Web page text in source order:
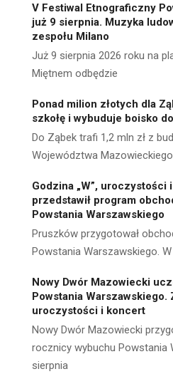
V Festiwal Etnograficzny
już 9 sierpnia. Muzyka
zespołu Milano
Już 9 sierpnia 2026 roku na
Miętnem odbędzie
Ponad milion złotych dla
szkołę i wybuduje boisko
Do Ząbek trafi 1,2 mln zł z
Województwa
Godzina „W”,
przedstawił program
Powstania Warszawskiego
Pruszków przygotował
Powstania Warszawskiego.
Nowy Dwór Mazowiecki
Powstania Warszawskiego.
uroczystości i koncert
Nowy Dwór Mazowiecki
rocznicy wybuchu Powstania
sierpnia